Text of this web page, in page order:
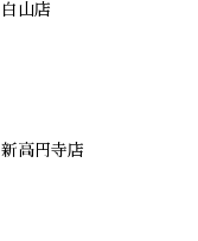
白山店
新高円寺店